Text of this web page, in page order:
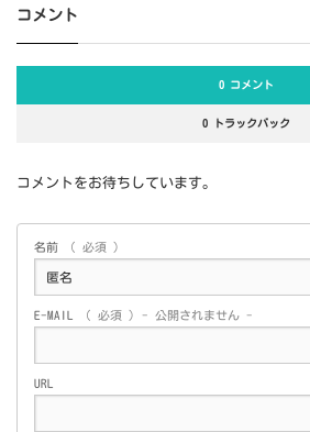
コメント
0 コメント
0 トラックバック
コメントをお待ちしています。
名前 ( 必須 )
E-MAIL ( 必須 ) - 公開されません -
URL